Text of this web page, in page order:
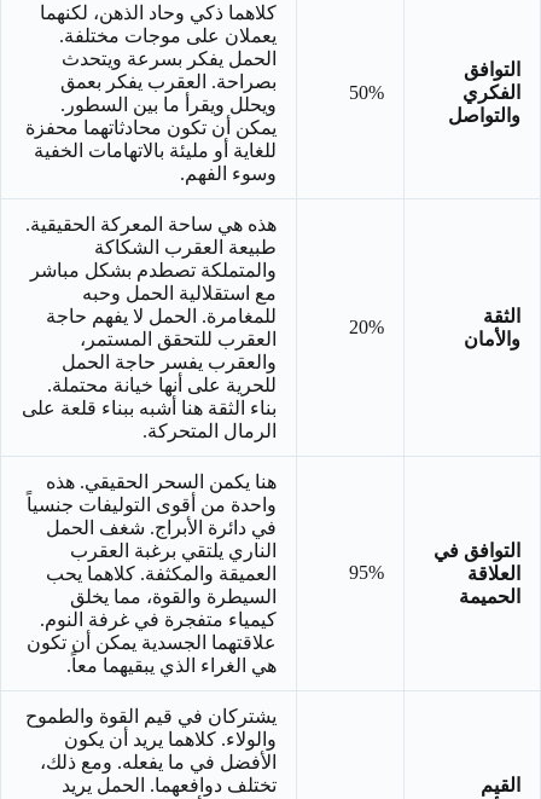
التوافق
الفكري
والتواصل
50%
كلاهما ذكي وحاد الذهن، لكنهما
يعملان على موجات مختلفة.
الحمل يفكر بسرعة ويتحدث
بصراحة. العقرب يفكر بعمق
ويحلل ويقرأ ما بين السطور.
يمكن أن تكون محادثاتهما محفزة
للغاية أو مليئة بالاتهامات الخفية
وسوء الفهم.
الثقة
والأمان
20%
هذه هي ساحة المعركة الحقيقية.
طبيعة العقرب الشكاكة
والمتملكة تصطدم بشكل مباشر
مع استقلالية الحمل وحبه
للمغامرة. الحمل لا يفهم حاجة
العقرب للتحقق المستمر،
والعقرب يفسر حاجة الحمل
للحرية على أنها خيانة محتملة.
بناء الثقة هنا أشبه ببناء قلعة على
الرمال المتحركة.
التوافق في
العلاقة
الحميمة
95%
هنا يكمن السحر الحقيقي. هذه
واحدة من أقوى التوليفات جنسياً
في دائرة الأبراج. شغف الحمل
الناري يلتقي برغبة العقرب
العميقة والمكثفة. كلاهما يحب
السيطرة والقوة، مما يخلق
كيمياء متفجرة في غرفة النوم.
علاقتهما الجسدية يمكن أن تكون
هي الغراء الذي يبقيهما معاً.
القيم
يشتركان في قيم القوة والطموح
والولاء. كلاهما يريد أن يكون
الأفضل في ما يفعله. ومع ذلك،
تختلف دوافعهما. الحمل يريد